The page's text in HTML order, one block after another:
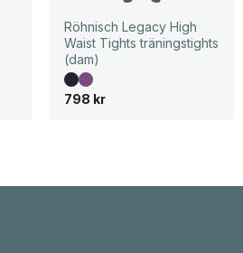
Röhnisch Legacy High
Waist Tights träningstights
(dam)
798 kr